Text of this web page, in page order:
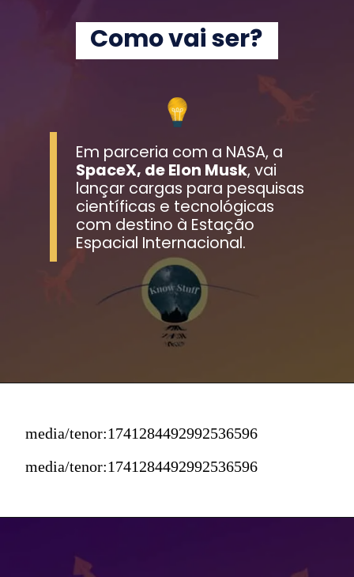
SpaceX, de Elon Musk, vai
lançar cargas para pesquisas
científicas e tecnológicas
com destino à Estação
Espacial Internacional.
Como vai ser?
media/tenor:1741284492992536596
media/tenor:1741284492992536596